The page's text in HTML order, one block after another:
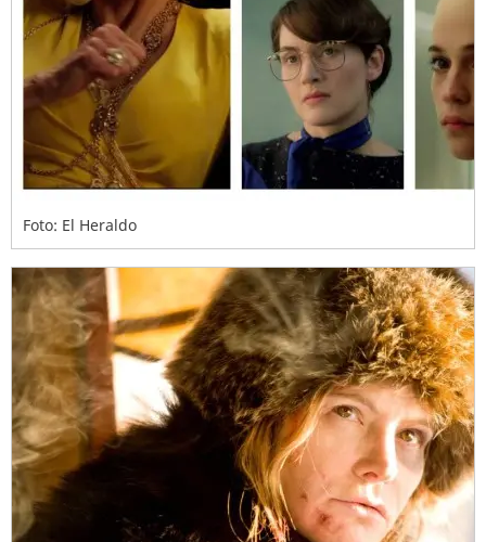
Foto: El Heraldo